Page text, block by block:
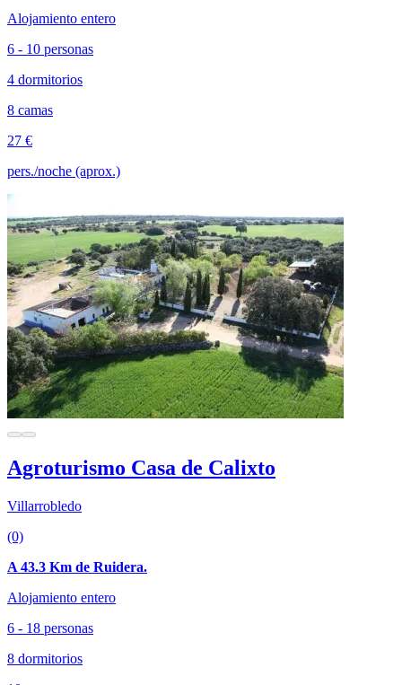
Alojamiento entero
6 - 10 personas
4 dormitorios
8 camas
27 €
pers./noche (aprox.)
Agroturismo Casa de Calixto
Villarrobledo
(0)
A 43.3 Km de Ruidera.
Alojamiento entero
6 - 18 personas
8 dormitorios